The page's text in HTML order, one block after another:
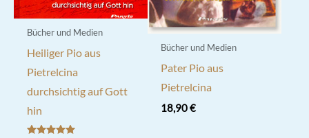
Bücher und Medien
Heiliger Pio aus
Pietrelcina
durchsichtig auf Gott
hin
Bücher und Medien
Pater Pio aus
Pietrelcina
18,90€